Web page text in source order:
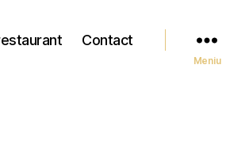
Contact
Meniu